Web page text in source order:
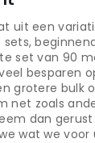
uit een
set van 90
besparen
grotere bulk
net zoals
dan
wat we voor